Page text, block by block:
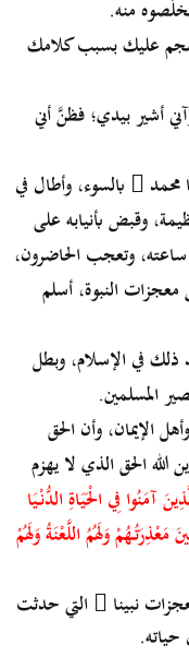
منه.
عليك بسبب كلامك
أشير بيدي؛ فظنَّ أني
ثم عاد هذا الوقح إلى ما كان فيه من ذكر نبينا محمد  بالسوء، وأطال في
وقبض بأنيابه على
وتعجب الحاضرون،
معجزات النبوة، أسلم
ذلك في الإسلام، وبطل
المسلمين.
الإيمان، وأن الحق
الله الحق الذي لا يهزم
آمَنُوا فِي الْحَيَاةِ الدُّنْيَا
الظَّالِمِينَ مَعْذِرَتُهُمْ وَلَهُمُ اللَّعْنَةُ وَلَهُمْ
فريقًا من كتابنا يهتمون بالتصنيف في معجزات نبينا  التي حدثت